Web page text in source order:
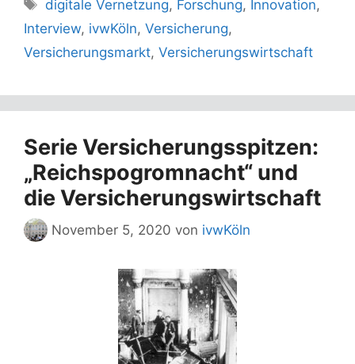
digitale Vernetzung, Forschung, Innovation,
Interview, ivwKöln, Versicherung,
Versicherungsmarkt, Versicherungswirtschaft
Serie Versicherungsspitzen:
„Reichspogromnacht“ und
die Versicherungswirtschaft
November 5, 2020 von ivwKöln